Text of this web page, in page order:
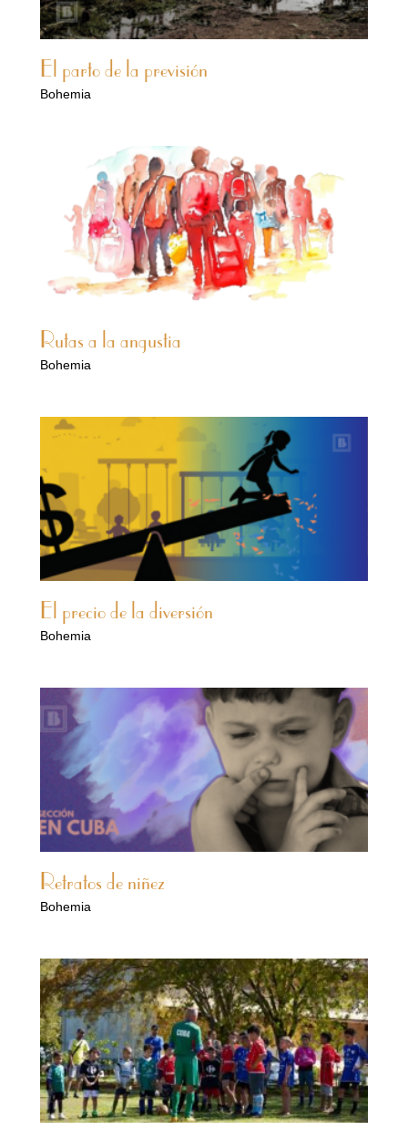
El parto de la previsión
Bohemia
Rutas a la angustia
Bohemia
El precio de la diversión
Bohemia
Retratos de niñez
Bohemia